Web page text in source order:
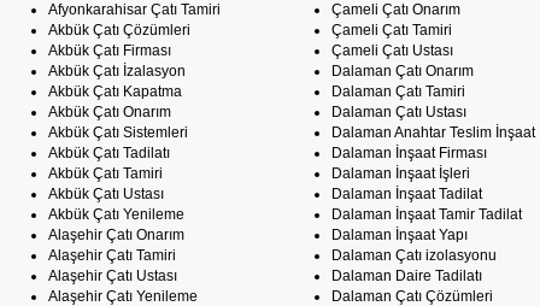
Afyonkarahisar Çatı Tamiri
Akbük Çatı Çözümleri
Akbük Çatı Firması
Akbük Çatı İzalasyon
Akbük Çatı Kapatma
Akbük Çatı Onarım
Akbük Çatı Sistemleri
Akbük Çatı Tadilatı
Akbük Çatı Tamiri
Akbük Çatı Ustası
Akbük Çatı Yenileme
Alaşehir Çatı Onarım
Alaşehir Çatı Tamiri
Alaşehir Çatı Ustası
Alaşehir Çatı Yenileme
Çameli Çatı Onarım
Çameli Çatı Tamiri
Çameli Çatı Ustası
Dalaman Çatı Onarım
Dalaman Çatı Tamiri
Dalaman Çatı Ustası
Dalaman Anahtar Teslim İnşaat
Dalaman İnşaat Firması
Dalaman İnşaat İşleri
Dalaman İnşaat Tadilat
Dalaman İnşaat Tamir Tadilat
Dalaman İnşaat Yapı
Dalaman Çatı izolasyonu
Dalaman Daire Tadilatı
Dalaman Çatı Çözümleri